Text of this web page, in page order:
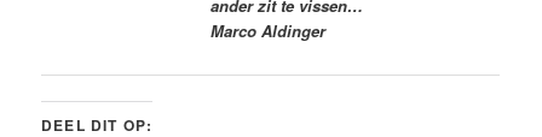
ander zit te vissen…
Marco Aldinger
DEEL DIT OP: